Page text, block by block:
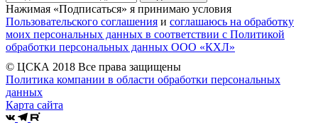
Нажимая «Подписаться» я принимаю условия
Пользовательского соглашения и соглашаюсь на обработку
моих персональных данных в соответствии с Политикой
обработки персональных данных ООО «КХЛ»
© ЦСКА 2018 Все права защищены
Политика компании в области обработки персональных
данных
Карта сайта